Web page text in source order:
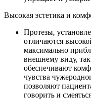
Высокая эстетика и
Протезы,
отличаются
максимально
внешнему виду,
обеспечивают
чувства
позволяют
говорить и